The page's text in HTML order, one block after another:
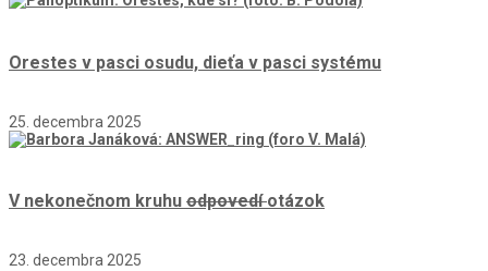
Orestes v pasci osudu, dieťa v pasci systému
25. decembra 2025
V nekonečnom kruhu odpovedíotázok
23. decembra 2025